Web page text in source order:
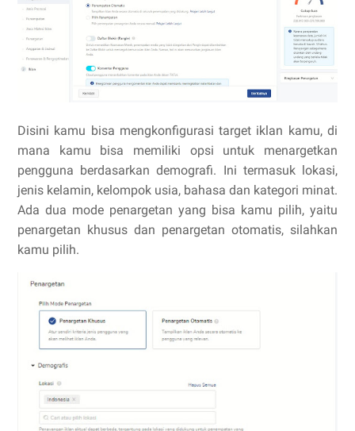
Disini kamu bisa mengkonfigurasi target iklan kamu, di
mana kamu bisa memiliki opsi untuk menargetkan
pengguna berdasarkan demografi. Ini termasuk lokasi,
jenis kelamin, kelompok usia, bahasa dan kategori minat.
Ada dua mode penargetan yang bisa kamu pilih, yaitu
penargetan khusus dan penargetan otomatis, silahkan
kamu pilih.